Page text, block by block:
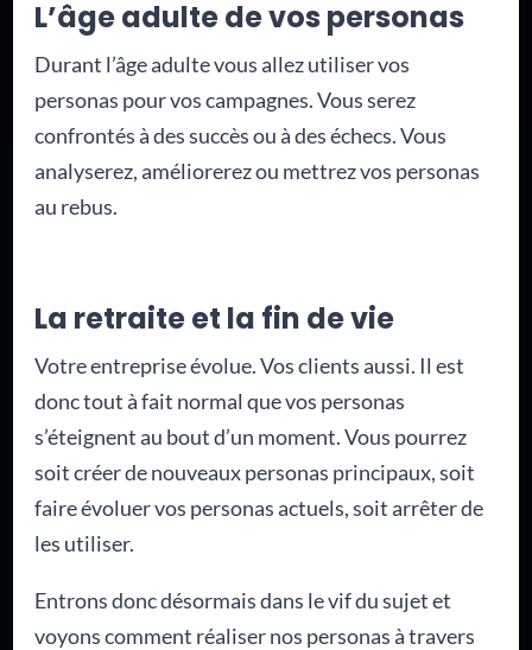
L’âge adulte de vos personas
Durant l’âge adulte vous allez utiliser vos
personas pour vos campagnes. Vous serez
confrontés à des succès ou à des échecs. Vous
analyserez, améliorerez ou mettrez vos personas
au rebus.
La retraite et la fin de vie
Votre entreprise évolue. Vos clients aussi. Il est
donc tout à fait normal que vos personas
s’éteignent au bout d’un moment. Vous pourrez
soit créer de nouveaux personas principaux, soit
faire évoluer vos personas actuels, soit arrêter de
les utiliser.
Entrons donc désormais dans le vif du sujet et
voyons comment réaliser nos personas à travers